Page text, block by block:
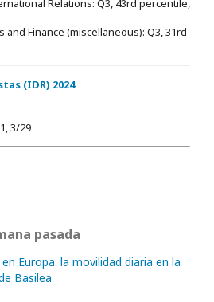
Relations: Q3, 43rd percentile,
and Finance (miscellaneous): Q3, 31rd
(IDR) 2024:
3/29
pasada
Europa: la movilidad diaria en la
Basilea